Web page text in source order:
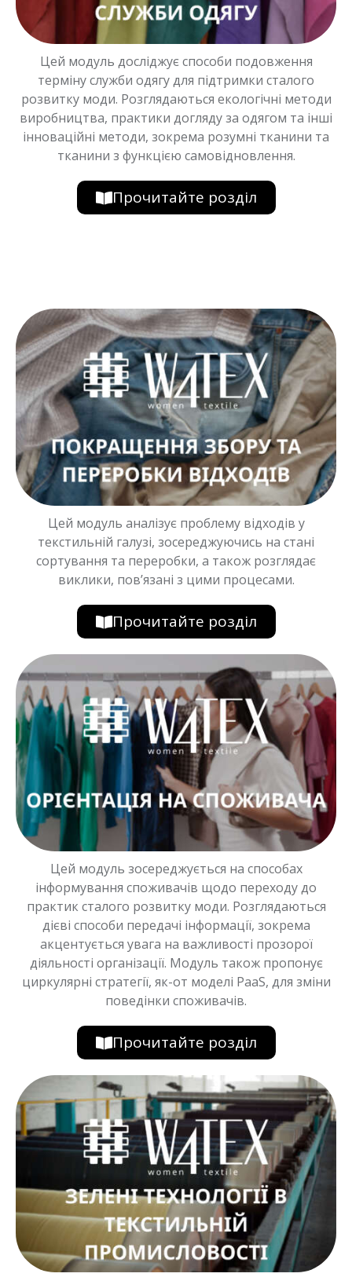
Цей модуль досліджує способи подовження
терміну служби одягу для підтримки сталого
розвитку моди. Розглядаються екологічні методи
виробництва, практики догляду за одягом та інші
інноваційні методи, зокрема розумні тканини та
тканини з функцією самовідновлення.
Прочитайте розділ
Цей модуль аналізує проблему відходів у
текстильній галузі, зосереджуючись на стані
сортування та переробки, а також розглядає
виклики, пов’язані з цими процесами.
Прочитайте розділ
Цей модуль зосереджується на способах
інформування споживачів щодо переходу до
практик сталого розвитку моди. Розглядаються
дієві способи передачі інформації, зокрема
акцентується увага на важливості прозорої
діяльності організації. Модуль також пропонує
циркулярні стратегії, як-от моделі PaaS, для зміни
поведінки споживачів.
Прочитайте розділ